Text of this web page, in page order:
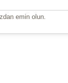
emin olun.